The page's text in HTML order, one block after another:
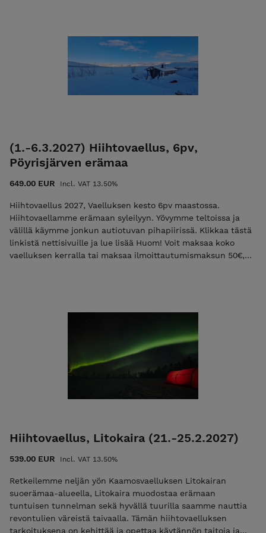
haluat maksaa vaelluksen kokonaan ja heti, olethan ensin
yhteydessä sähköpostitse, kiitos! info@ulkoilmaakatemia.fi
Lisätietoa ehdoista EHDOT
(1.-6.3.2027) Hiihtovaellus, 6pv,
Pöyrisjärven erämaa
649.00 EUR Incl. VAT 13.50%
Hiihtovaellus 2027, Vaelluksen kesto 6pv maastossa.
Hiihtovaellamme erämaan syleilyyn. Yövymme teltoissa ja
välillä käymme jonkun autiotuvan pihapiirissä. Klikkaa tästä
linkistä nettisivuille ja lue lisää Huom! Voit maksaa koko
vaelluksen kerralla tai maksaa ilmoittautumismaksun 50€,
peruutusehdot. Ilmoittautumalla mukaan hyväksyt nämä
0405268562 vesa@ulkoilmaakatemia.fi Kouluttaja/Ulkoilma
Hiihtovaellus, Litokaira (21.-25.2.2027)
539.00 EUR Incl. VAT 13.50%
Retkeilemme neljän yön Kaamosvaelluksen Litokairan
suoerämaa-alueella, Litokaira muodostaa erämaan
tuntuisen tunnelman sekä hyvällä tuurilla saamme nauttia
revontulien väreistä taivaalla. Tämän hiihtovaelluksen
tarkoituksena on kehittää ja opettaa käytännön taitoja ja